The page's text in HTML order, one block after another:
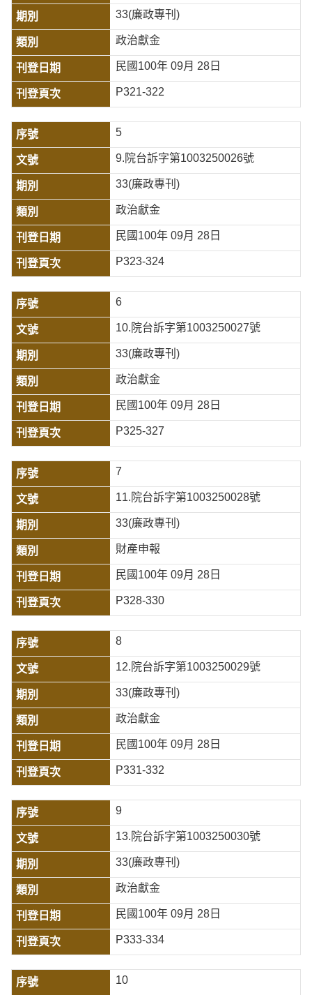
33(廉政專刊)
政治獻金
民國100年 09月 28日
P321-322
5
9.院台訴字第1003250026號
33(廉政專刊)
政治獻金
民國100年 09月 28日
P323-324
6
10.院台訴字第1003250027號
33(廉政專刊)
政治獻金
民國100年 09月 28日
P325-327
7
11.院台訴字第1003250028號
33(廉政專刊)
財產申報
民國100年 09月 28日
P328-330
8
12.院台訴字第1003250029號
33(廉政專刊)
政治獻金
民國100年 09月 28日
P331-332
9
13.院台訴字第1003250030號
33(廉政專刊)
政治獻金
民國100年 09月 28日
P333-334
10